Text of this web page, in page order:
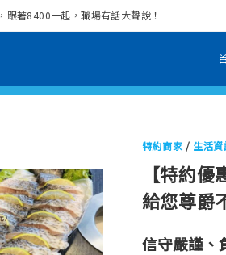
，跟著8400一起，職場有話大聲說！
特約商家 / 生活資
【特約
給您尊爵
信守嚴謹、